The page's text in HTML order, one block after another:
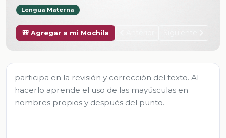
Lengua Materna
🎒 Agregar a mi Mochila
participa en la revisión y corrección del texto. Al
hacerlo aprende el uso de las mayúsculas en
nombres propios y después del punto.